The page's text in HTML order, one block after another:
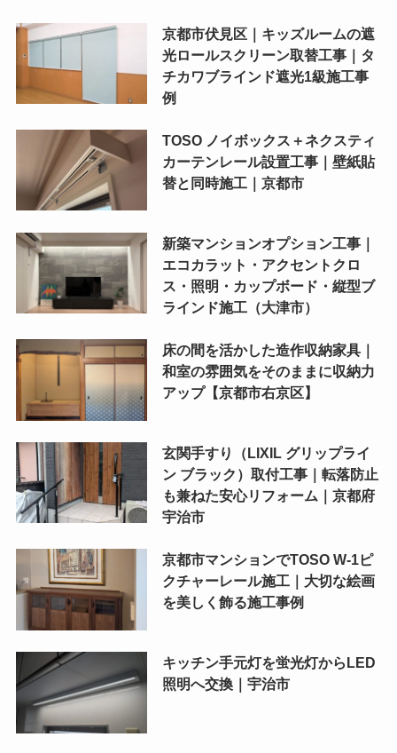
京都市伏見区｜キッズルームの遮
光ロールスクリーン取替工事｜タ
チカワブラインド遮光1級施工事
例
TOSO ノイボックス＋ネクスティ
カーテンレール設置工事｜壁紙貼
替と同時施工｜京都市
新築マンションオプション工事｜
エコカラット・アクセントクロ
ス・照明・カップボード・縦型ブ
ラインド施工（大津市）
床の間を活かした造作収納家具｜
和室の雰囲気をそのままに収納力
アップ【京都市右京区】
玄関手すり（LIXIL グリップライ
ン ブラック）取付工事｜転落防止
も兼ねた安心リフォーム｜京都府
宇治市
京都市マンションでTOSO W-1ピ
クチャーレール施工｜大切な絵画
を美しく飾る施工事例
キッチン手元灯を蛍光灯からLED
照明へ交換｜宇治市